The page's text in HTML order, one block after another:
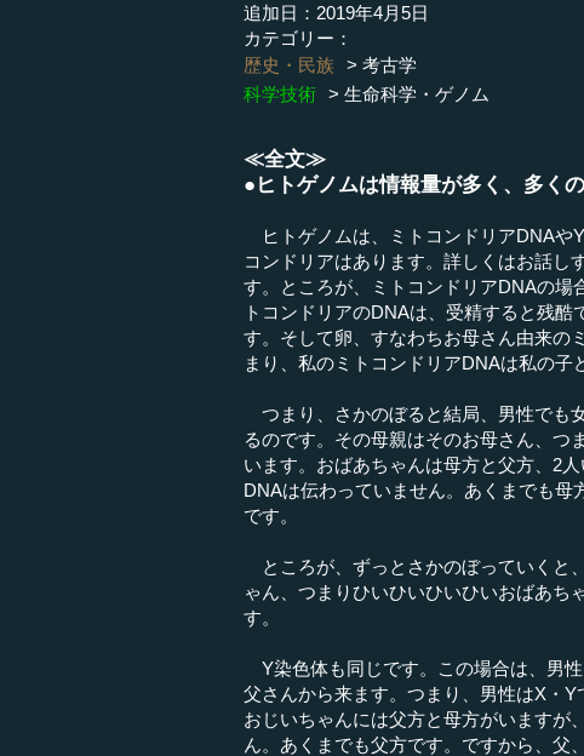
追加日：2019年4月5日
カテゴリー：
歴史・民族
考古学
科学技術
生命科学・ゲノム
≪全文≫
●ヒトゲノムは情報量が多く、多く
ヒトゲノムは、ミトコンドリアDNAや
コンドリアはあります。詳しくはお話し
す。ところが、ミトコンドリアDNAの場
トコンドリアのDNAは、受精すると残
す。そして卵、すなわちお母さん由来の
まり、私のミトコンドリアDNAは私の子
つまり、さかのぼると結局、男性でも
るのです。その母親はそのお母さん、つ
います。おばあちゃんは母方と父方、2
DNAは伝わっていません。あくまでも母
です。
ところが、ずっとさかのぼっていくと
ゃん、つまりひいひいひいひいおばあち
す。
Y染色体も同じです。この場合は、男
父さんから来ます。つまり、男性はX・Y
おじいちゃんには父方と母方がいますが
ん。あくまでも父方です。ですから、父